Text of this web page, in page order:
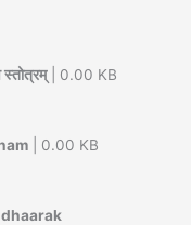
| 0.00 KB
| 0.00 KB